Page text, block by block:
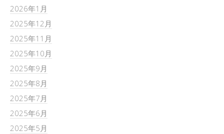
2026年1月
2025年12月
2025年11月
2025年10月
2025年9月
2025年8月
2025年7月
2025年6月
2025年5月